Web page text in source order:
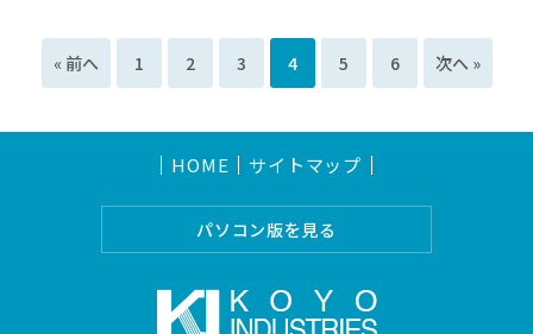
« 前へ 1 2 3 4 5 6 次へ »
HOME サイトマップ
パソコン版を見る